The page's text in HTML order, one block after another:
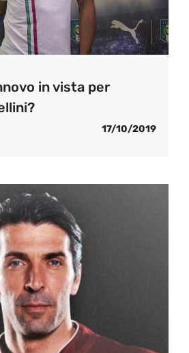
in vista per
17/10/2019